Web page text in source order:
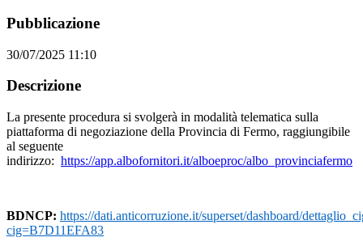
Pubblicazione
30/07/2025 11:10
Descrizione
La presente procedura si svolgerà in modalità telematica sulla
piattaforma di negoziazione della Provincia di Fermo, raggiungibile
al seguente
indirizzo: https://app.albofornitori.it/alboeproc/albo_provinciafermo
BDNCP: https://dati.anticorruzione.it/superset/dashboard/
cig=B7D11EFA83